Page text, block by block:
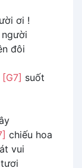
ơi !
người
đôi
[G7] suốt
chiếu hoa
vui
tươi